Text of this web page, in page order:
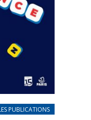
PUBLICATIONS